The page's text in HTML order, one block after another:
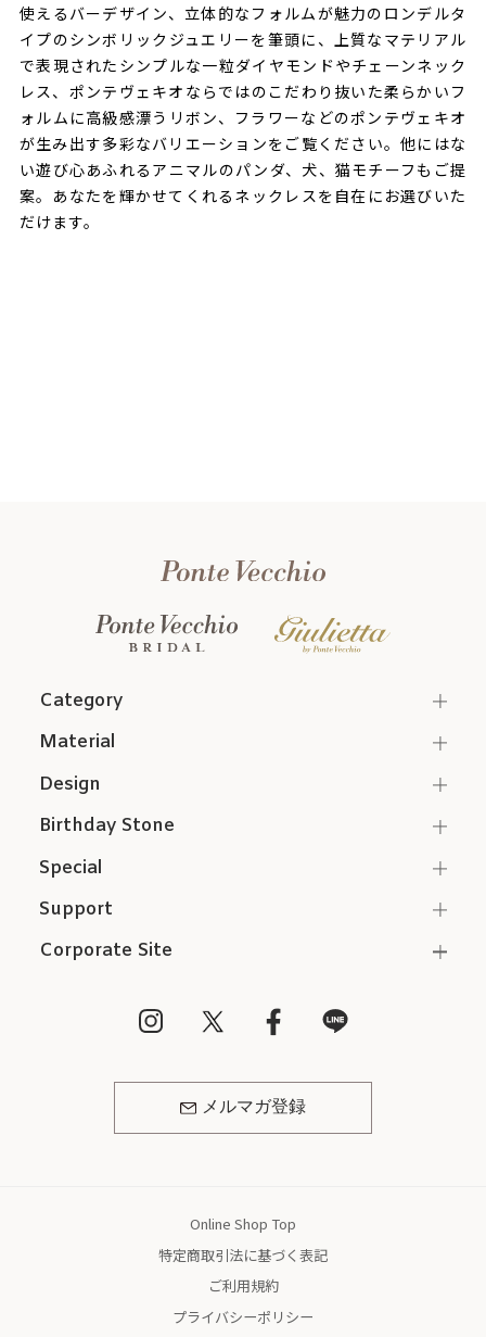
使えるバーデザイン、立体的なフォルムが魅力のロンデルタ
イプのシンボリックジュエリーを筆頭に、上質なマテリアル
で表現されたシンプルな一粒ダイヤモンドやチェーンネック
レス、ポンテヴェキオならではのこだわり抜いた柔らかいフ
ォルムに高級感漂うリボン、フラワーなどのポンテヴェキオ
が生み出す多彩なバリエーションをご覧ください。他にはな
い遊び心あふれるアニマルのパンダ、犬、猫モチーフもご提
案。あなたを輝かせてくれるネックレスを自在にお選びいた
だけます。
Category
Support
Corporate Site
メルマガ登録
Material
Design
Birthday Stone
Special
Online Shop Top
特定商取引法に基づく表記
ご利用規約
プライバシーポリシー